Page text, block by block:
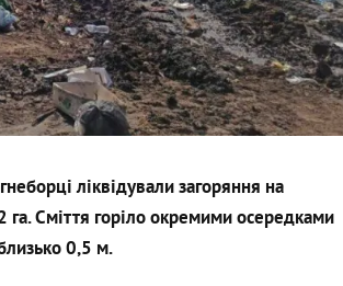
ліквідували загоряння на
га. Сміття горіло окремими осередками
0,5 м.